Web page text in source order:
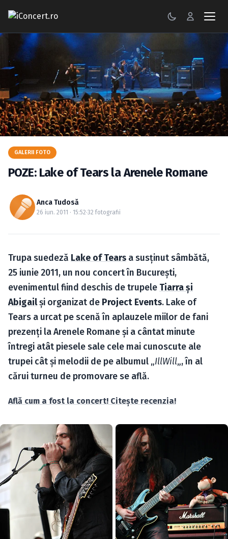
CONCERTE
FESTIVALURI
PETRECERI
ŞTIRI
RECENZII
Autentificare
GALERII FOTO
POZE: Lake of Tears la Arenele Romane
Anca Tudosă
26 iun. 2011 · 15:52·32 fotografii
Trupa suedeză Lake of Tears a susţinut sâmbătă,
25 iunie 2011, un nou concert în Bucureşti,
evenimentul fiind deschis de trupele Tiarra şi
Abigailşi organizat de Project Events. Lake of
Tears a urcat pe scenă în aplauzele miilor de fani
prezenţi la Arenele Romane şi a cântat minute
întregi atât piesele sale cele mai cunoscute ale
trupei cât şi melodii de pe albumul „IllWill„, în al
cărui turneu de promovare se află.
Află cum a fost la concert! Citeşte recenzia!